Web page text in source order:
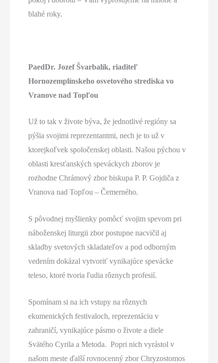
blahé roky.
PaedDr. Jozef Švarbalík, riaditeľ
Hornozemplínskeho osvetového strediska vo
Vranove nad Topľou
Už to tak v živote býva, že jednotlivé regióny sa
pýšia svojimi reprezentantmi, nech je to už v
ktorejkoľvek spoločenskej oblasti. Našou pýchou v
oblasti kresťanských speváckych zborov je
rozhodne Chrámový zbor biskupa P. P. Gojdiča z
Vranova nad Topľou – Čemerného.
S pôvodnej myšlienky pomôcť svojim spevom pri
náboženskej liturgii zbor postupne nacvičil aj
skladby svetových skladateľov a pod odborným
vedením dokázal vytvoriť vynikajúce spevácke
teleso, ktoré tvoria ľudia rôznych profesií.
Spomínam si na ich vstupy na rôznych
ekumenických festivaloch, reprezentáciu v
zahraničí, vynikajúce pásmo o živote a diele
Svätého Cyrila a Metoda. Popri nich vyrástol v
našom meste ďalší rovnocenný zbor Chryzostomos